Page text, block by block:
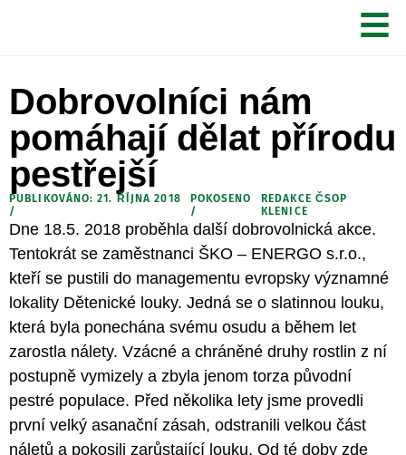
Dobrovolníci nám
pomáhají dělat přírodu
pestřejší
PUBLIKOVÁNO: 21. ŘÍJNA 2018
/
POKOSENO
/
REDAKCE ČSOP
KLENICE
Dne 18.5. 2018 proběhla další dobrovolnická akce.
Tentokrát se zaměstnanci ŠKO – ENERGO s.r.o.,
kteří se pustili do managementu evropsky významné
lokality Dětenické louky. Jedná se o slatinnou louku,
která byla ponechána svému osudu a během let
zarostla nálety. Vzácné a chráněné druhy rostlin z ní
postupně vymizely a zbyla jenom torza původní
pestré populace. Před několika lety jsme provedli
první velký asanační zásah, odstranili velkou část
náletů a pokosili zarůstající louku. Od té doby zde